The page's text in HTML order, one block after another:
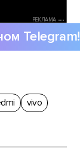
РЕКЛАМА •••
Telegram!
vivo